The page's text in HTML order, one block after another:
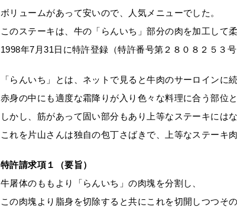
ボリュームがあって安いので、人気メニューでした。
このステーキは、牛の「らんいち」部分の肉を加工して
1998年7月31日に特許登録（特許番号第２８０８２５３号
「らんいち」とは、ネットで見ると牛肉のサーロインに
赤身の中にも適度な霜降りが入り色々な料理に合う部位と
しかし、筋があって固い部分もあり上等なステーキにはな
これを片山さんは独自の包丁さばきで、上等なステーキ
特許請求項１（要旨）
牛屠体のももより「らんいち」の肉塊を分割し、
この肉塊より脂身を切除すると共にこれを切開しつつそ